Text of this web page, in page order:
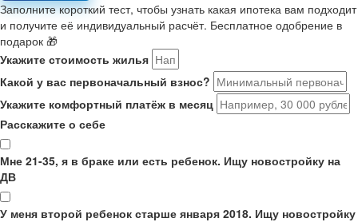
Заполните короткий тест, чтобы узнать какая ипотека вам подходит
и получите её индивидуальный расчёт. Бесплатное одобрение в
подарок 🎁
Укажите стоимость жилья
Какой у вас первоначальный взнос?
Укажите комфортный платёж в месяц
Расскажите о себе
Мне 21-35, я в браке или есть ребенок. Ищу новостройку на
ДВ
У меня второй ребенок старше января 2018. Ищу новостройку